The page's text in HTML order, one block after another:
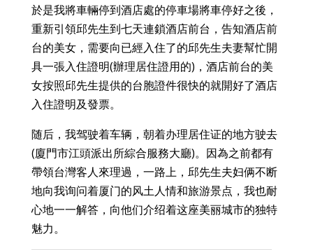
於是我將車輛停到酒店處的停車場將車停好之後，
重新引領邱先生到七天連鎖酒店前台，告知酒店前
台的美女，需要向已經入住了的邱先生夫妻幫忙開
具一張入住證明(辦理居住證用的)，酒店前台的美
女按照邱先生提供的台胞證件很快的就開好了酒店
入住證明及發票。
随后，我驾驶着车辆，朝着办理居住证的地方驶去
(廈門市江頭派出所綜合服務大廳)。因為之前都有
帶領台灣客人來理過，一路上，邱先生夫妇俩不断
地向我询问着厦门的风土人情和旅游景点，我也耐
心地一一解答，向他们介绍着这座美丽城市的独特
魅力。